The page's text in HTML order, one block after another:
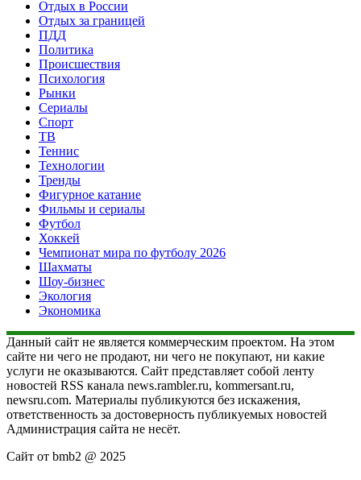
Отдых в России
Отдых за границей
ПДД
Политика
Происшествия
Психология
Рынки
Сериалы
Спорт
ТВ
Теннис
Технологии
Тренды
Фигурное катание
Фильмы и сериалы
Футбол
Хоккей
Чемпионат мира по футболу 2026
Шахматы
Шоу-бизнес
Экология
Экономика
Данный сайт не является коммерческим проектом. На этом
сайте ни чего не продают, ни чего не покупают, ни какие
услуги не оказываются. Сайт представляет собой ленту
новостей RSS канала news.rambler.ru, kommersant.ru,
newsru.com. Материалы публикуются без искажения,
ответственность за достоверность публикуемых новостей
Администрация сайта не несёт.
Сайт от bmb2 @ 2025